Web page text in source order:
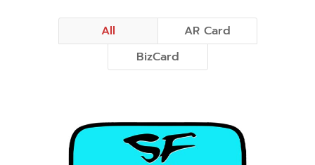
All
AR Card
BizCard